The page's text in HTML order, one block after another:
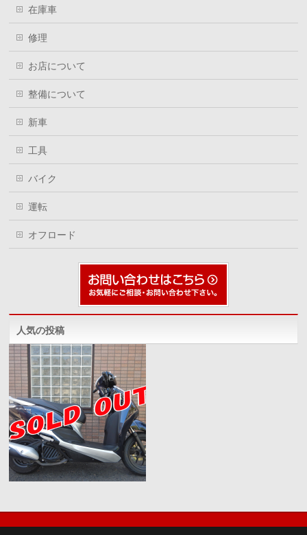
在庫車
修理
お店について
整備について
新車
工具
バイク
運転
オフロード
人気の投稿